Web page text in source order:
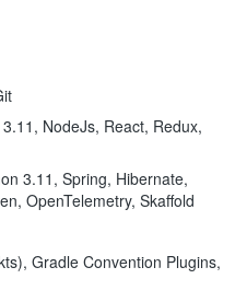
NodeJs, React, Redux,
3.11, Spring, Hibernate,
OpenTelemetry, Skaffold
Gradle Convention Plugins,